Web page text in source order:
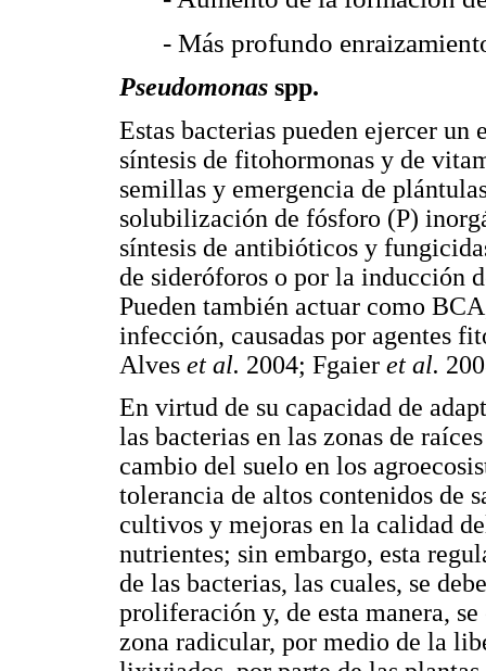
- Más profundo
Pseudomonas spp.
Estas bacterias pueden ejercer
síntesis de fitohormonas y de
semillas y emergencia de
solubilización de fósforo (P)
síntesis de antibióticos y
de sideróforos o por la inducción
Pueden también actuar como
infección, causadas por agentes
Alves et al. 2004; Fgaier et al.
En virtud de su capacidad de
las bacterias en las zonas de
cambio del suelo en los
tolerancia de altos contenidos de
cultivos y mejoras en la calidad
nutrientes; sin embargo, esta
de las bacterias, las cuales, se
proliferación y, de esta manera,
zona radicular, por medio de la